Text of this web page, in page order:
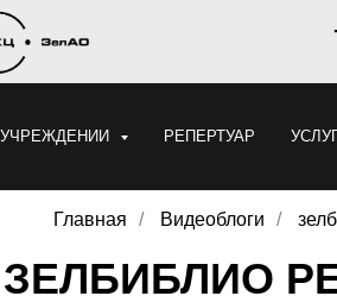
РЕПЕРТУАР
Главная / Видеоблоги /
ЗЕЛБИБЛИО